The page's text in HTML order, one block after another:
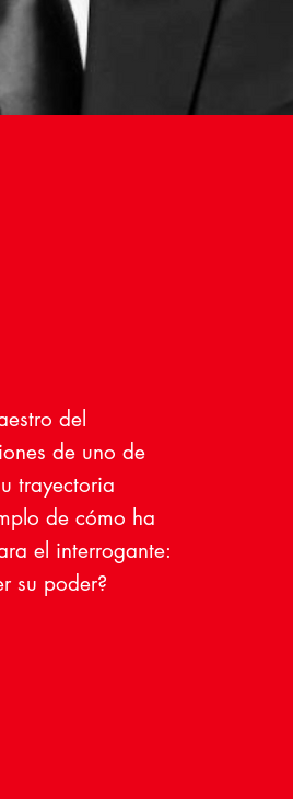
del
de uno de
trayectoria
de cómo ha
el interrogante:
su poder?